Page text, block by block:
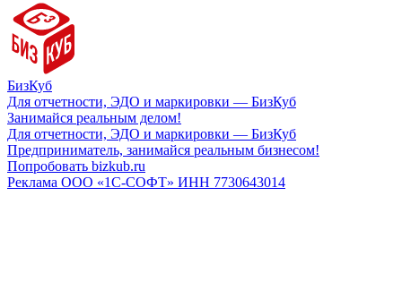
БизКуб
Для отчетности, ЭДО и маркировки — БизКуб
Занимайся реальным делом!
Для отчетности, ЭДО и маркировки — БизКуб
Предприниматель, занимайся реальным бизнесом!
Попробовать bizkub.ru
Реклама ООО «1С-СОФТ» ИНН 7730643014